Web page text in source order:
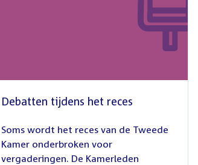
Debatten tijdens het reces
juli
2026
Soms wordt het reces van de Tweede
Kamer onderbroken voor
vergaderingen. De Kamerleden